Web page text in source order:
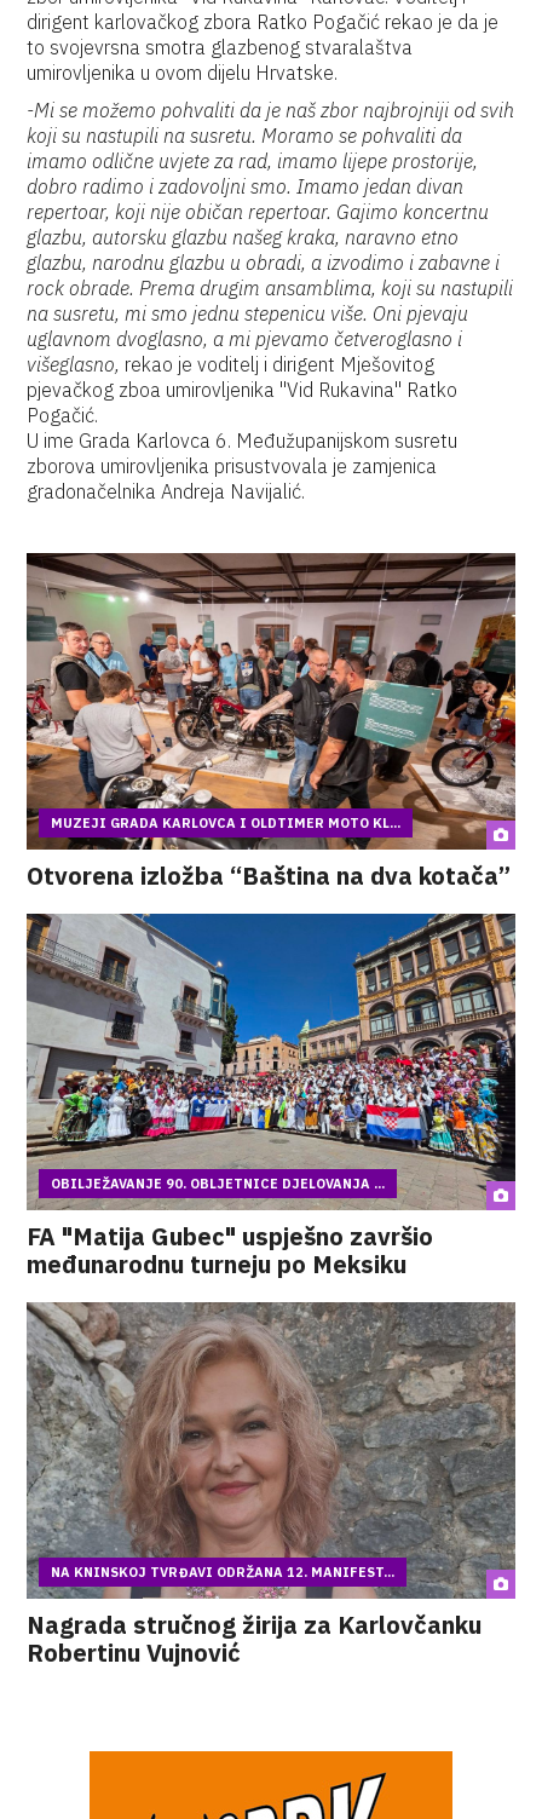
dirigent karlovačkog zbora Ratko Pogačić rekao je da je
to svojevrsna smotra glazbenog stvaralaštva
umirovljenika u ovom dijelu Hrvatske.
-Mi se možemo pohvaliti da je naš zbor najbrojniji od svih
koji su nastupili na susretu. Moramo se pohvaliti da
imamo odlične uvjete za rad, imamo lijepe prostorije,
dobro radimo i zadovoljni smo. Imamo jedan divan
repertoar, koji nije običan repertoar. Gajimo koncertnu
glazbu, autorsku glazbu našeg kraka, naravno etno
glazbu, narodnu glazbu u obradi, a izvodimo i zabavne i
rock obrade. Prema drugim ansamblima, koji su nastupili
na susretu, mi smo jednu stepenicu više. Oni pjevaju
uglavnom dvoglasno, a mi pjevamo četveroglasno i
višeglasno, rekao je voditelj i dirigent Mješovitog
pjevačkog zboa umirovljenika "Vid Rukavina" Ratko
Pogačić.
U ime Grada Karlovca 6. Međužupanijskom susretu
zborova umirovljenika prisustvovala je zamjenica
gradonačelnika Andreja Navijalić.
MUZEJI GRADA KARLOVCA I OLDTIMER MOTO KL...
Otvorena izložba “Baština na dva kotača”
OBILJEŽAVANJE 90. OBLJETNICE DJELOVANJA ...
FA "Matija Gubec" uspješno završio
međunarodnu turneju po Meksiku
NA KNINSKOJ TVRĐAVI ODRŽANA 12. MANIFEST...
Nagrada stručnog žirija za Karlovčanku
Robertinu Vujnović